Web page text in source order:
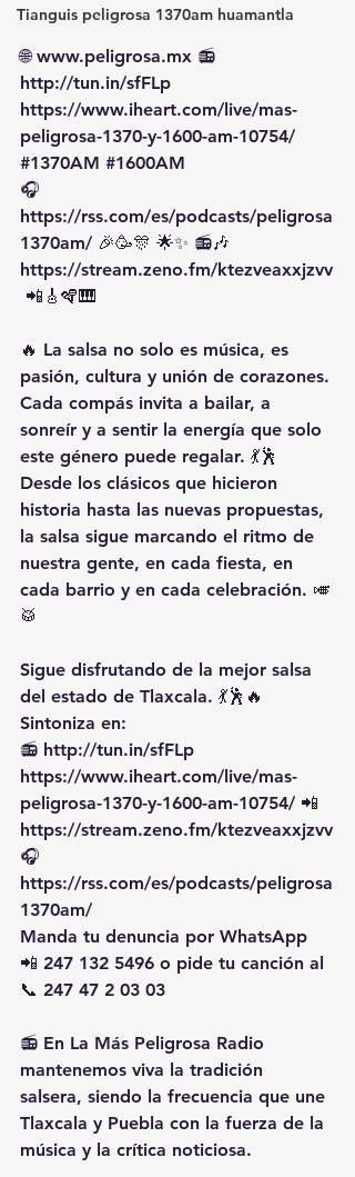
Tianguis peligrosa 1370am huamantla
🌐 www.peligrosa.mx 📻
http://tun.in/sfFLp
https://www.iheart.com/live/mas-
peligrosa-1370-y-1600-am-10754/
#1370AM #1600AM
🎧
https://rss.com/es/podcasts/peligrosa
1370am/ 🎉🥳🎊 🌟✨ 📻🎶
https://stream.zeno.fm/ktezveaxxjzvv
📲🎸🪇🎹
🔥 La salsa no solo es música, es
pasión, cultura y unión de corazones.
Cada compás invita a bailar, a
sonreír y a sentir la energía que solo
este género puede regalar. 💃🕺
Desde los clásicos que hicieron
historia hasta las nuevas propuestas,
la salsa sigue marcando el ritmo de
nuestra gente, en cada fiesta, en
cada barrio y en cada celebración. 🎺
🥁
Sigue disfrutando de la mejor salsa
del estado de Tlaxcala. 💃🕺🔥
Sintoniza en:
📻 http://tun.in/sfFLp
https://www.iheart.com/live/mas-
peligrosa-1370-y-1600-am-10754/ 📲
https://stream.zeno.fm/ktezveaxxjzvv
🎧
https://rss.com/es/podcasts/peligrosa
1370am/
Manda tu denuncia por WhatsApp
📲 247 132 5496 o pide tu canción al
📞 247 47 2 03 03
📻 En La Más Peligrosa Radio
mantenemos viva la tradición
salsera, siendo la frecuencia que une
Tlaxcala y Puebla con la fuerza de la
música y la crítica noticiosa.